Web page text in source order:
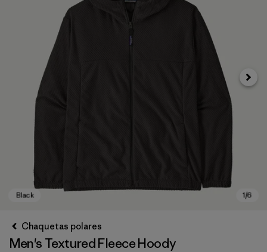
Chaquetas polares
Men's Textured Fleece Hoody